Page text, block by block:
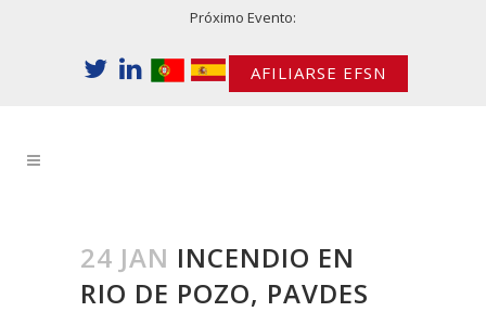
Próximo Evento:
AFILIARSE EFSN
24 JAN INCENDIO EN
RIO DE POZO, PAVDES